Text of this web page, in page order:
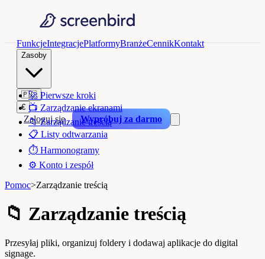
FunkcjeIntegracjePlatformyBranżeCennikKontakt
Zasoby
🇵🇱
€
Zaloguj się Wypróbuj za darmo
🚀 Pierwsze kroki
📺 Zarządzanie ekranami
📁 Zarządzanie treścią
📋 Listy odtwarzania
⏱️ Harmonogramy
⚙️ Konto i zespół
Pomoc>Zarządzanie treścią
📁 Zarządzanie treścią
Przesyłaj pliki, organizuj foldery i dodawaj aplikacje do digital
signage.